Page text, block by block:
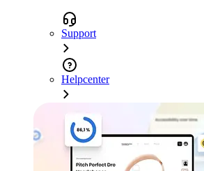
Support
Helpcenter